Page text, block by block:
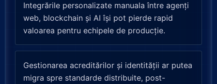
Integrările personalizate manuala între agenți
web, blockchain și AI își pot pierde rapid
valoarea pentru echipele de producție.
Gestionarea acreditărilor și identității ar putea
migra spre standarde distribuite, post-